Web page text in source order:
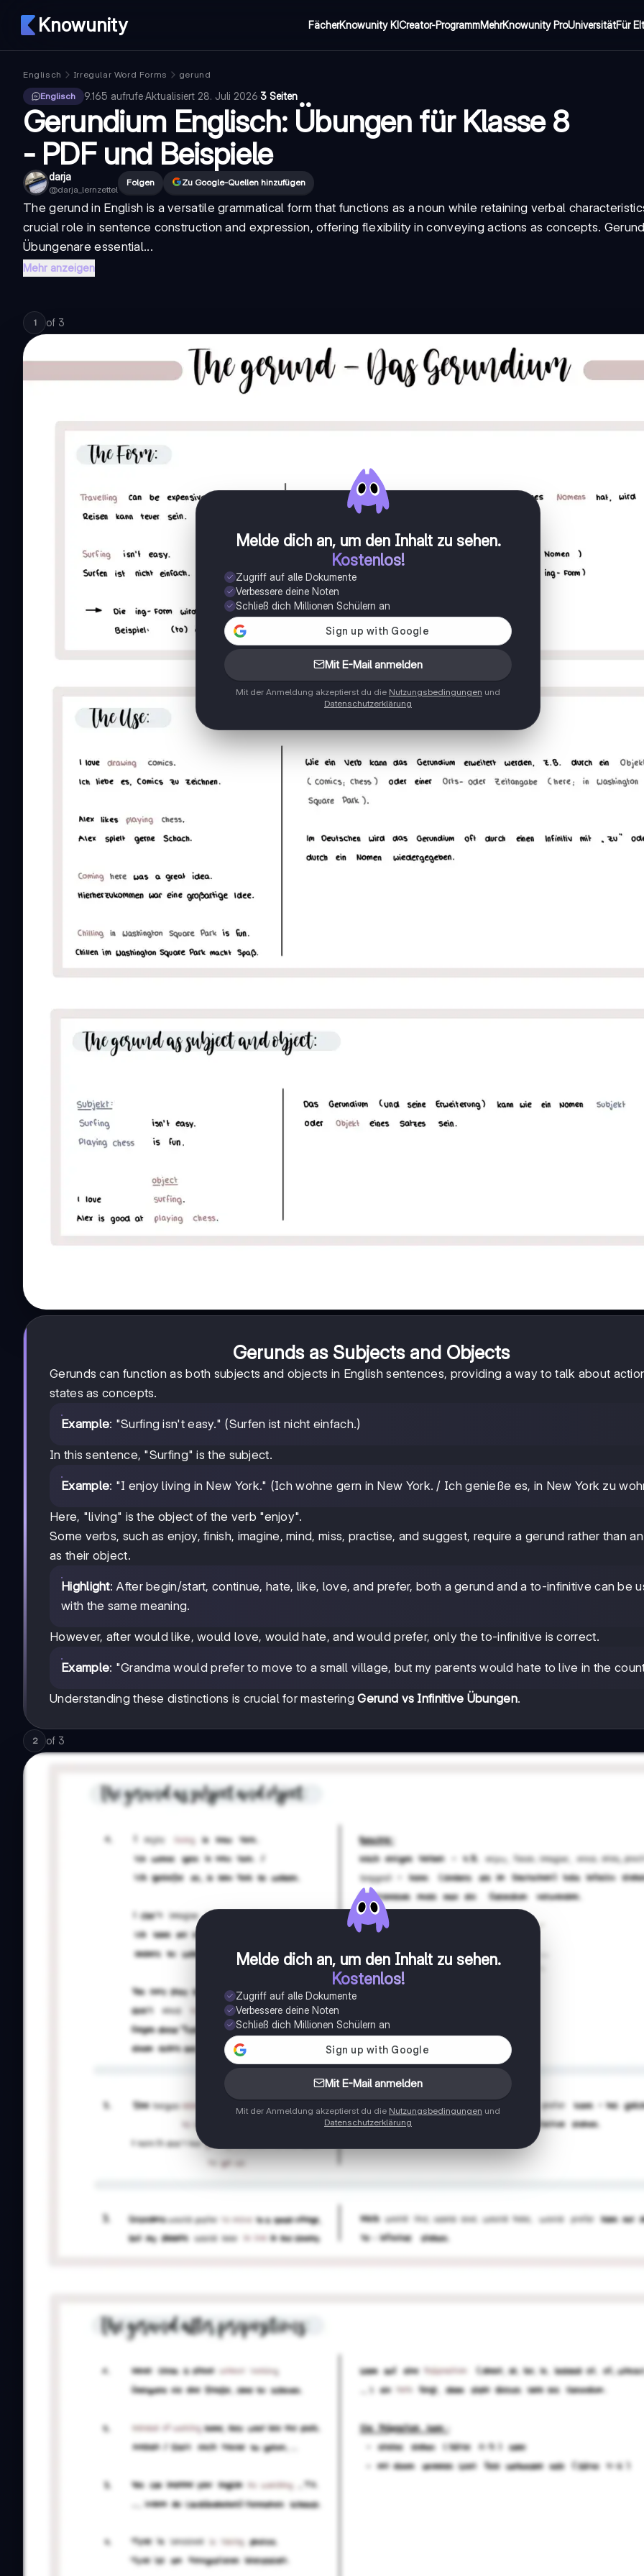
Knowunity FächerKnowunity KICreator-ProgrammMehrKnowunity ProUniversitätFür
Englisch Irregular Word Forms
gerund
Englisch
9.165 aufrufe·Aktualisiert 28. Juli 2026·3 Seiten
Gerundium Englisch: Übungen für Klasse 8
- PDF und Beispiele
darja
@darja_lernzettel
Folgen Zu Google-Quellen hinzufügen
Thegerund in English is a versatile grammatical form that functions as a noun while retaining verbal
crucial role in sentence construction and expression, offering flexibility in conveying actions as concepts.
Übungenare essential...
Mehr anzeigen
1 of 3
Melde dich an, um den Inhalt zu sehen.
Kostenlos!
Zugriff auf alle Dokumente
Verbessere deine Noten
Schließ dich Millionen Schülern an
Mit E-Mail anmelden
Mit der Anmeldung akzeptierst du die Nutzungsbedingungen und
Datenschutzerklärung
Gerunds as Subjects and Objects
Gerunds can function as both subjects and objects in English sentences, providing a way to talk about
states as concepts.
Example: "Surfing isn't easy." (Surfen ist nicht einfach.)
In this sentence, "Surfing" is the subject.
Example: "I enjoy living in New York." (Ich wohne gern in New York. / Ich genieße es, in New York zu
Here, "living" is the object of the verb "enjoy".
Some verbs, such as enjoy, finish, imagine, mind, miss, practise, and suggest, require a gerund rather than
as their object.
Highlight: After begin/start, continue, hate, like, love, and prefer, both a gerund and a to-infinitive can be
with the same meaning.
However, after would like, would love, would hate, and would prefer, only the to-infinitive is correct.
Example: "Grandma would prefer to move to a small village, but my parents would hate to live in the
Understanding these distinctions is crucial for masteringGerund vs Infinitive Übungen.
2 of 3
Melde dich an, um den Inhalt zu sehen.
Kostenlos!
Zugriff auf alle Dokumente
Verbessere deine Noten
Schließ dich Millionen Schülern an
Mit E-Mail anmelden
Mit der Anmeldung akzeptierst du die Nutzungsbedingungen und
Datenschutzerklärung